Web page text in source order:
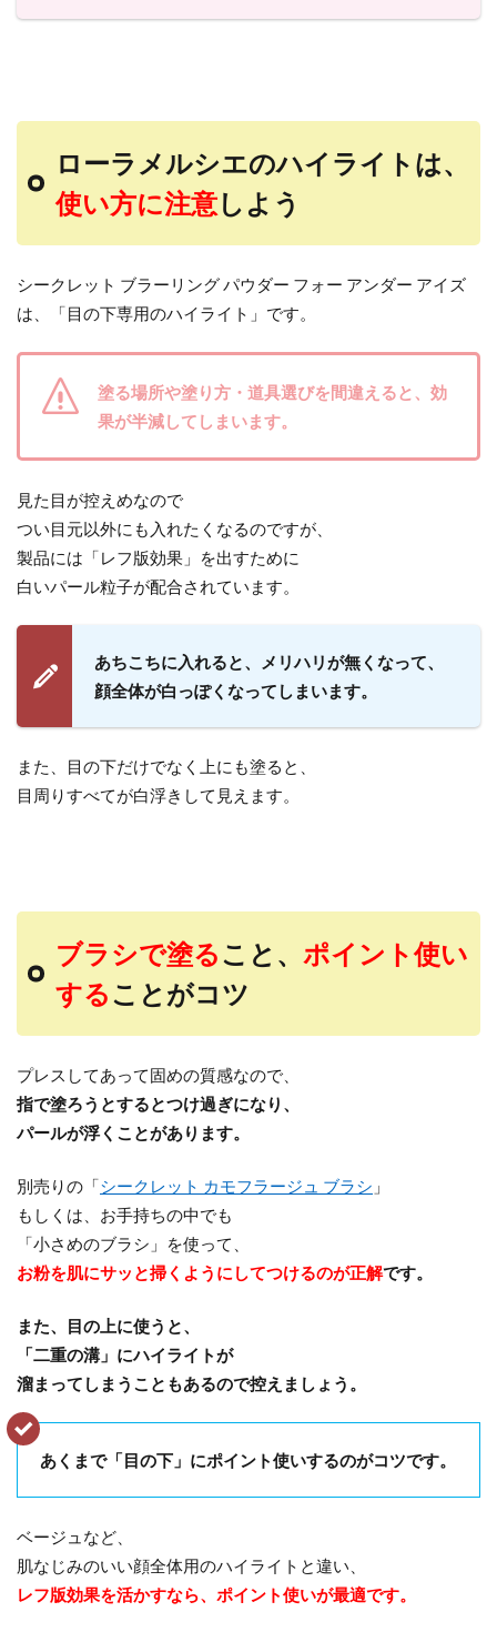
ローラメルシエのハイライトは、
使い方に注意しよう
シークレット ブラーリング パウダー フォー アンダー アイズ
は、「目の下専用のハイライト」です。
塗る場所や塗り方・道具選びを間違えると、 効
果が半減してしまいます。
見た目が控えめなので
つい目元以外にも入れたくなるのですが、
製品には「レフ版効果」を出すために
白いパール粒子が配合されています。
あちこちに入れると、メリハリが無くなって、
顔全体が白っぽくなってしまいます。
また、目の下だけでなく上にも塗ると、
目周りすべてが白浮きして見えます。
ブラシで塗ること、 ポイント使い
することがコツ
プレスしてあって固めの質感なので、
指で塗ろうとするとつけ過ぎになり、
パールが浮くことがあります。
別売りの「シークレット カモフラージュ ブラシ 」
もしくは、お手持ちの中でも
「小さめのブラシ」を使って、
お粉を肌にサッと掃くようにしてつけるのが正解です。
また、目の上に使うと、
「二重の溝」にハイライトが
溜まってしまうこともあるので控えましょう。
あくまで「目の下」にポイント使いするのがコツです。
ベージュなど、
肌なじみのいい顔全体用のハイライトと違い、
レフ版効果を活かすなら、ポイント使いが最適です。